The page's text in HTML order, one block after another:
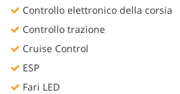
Controllo elettronico della corsia
Controllo trazione
Cruise Control
ESP
Fari LED